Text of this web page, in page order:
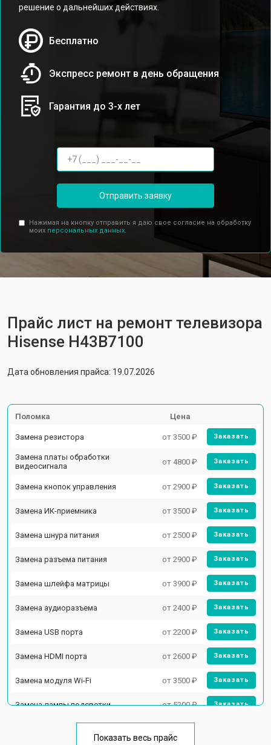
решение о дальнейших действиях.
Бесплатно
Экспресс ремонт в день обращения
Гарантия до 3-х лет
Отправить заявку
Нажимая на кнопку отправить я даю свое согласие на обработку
моих персональных данных.
Прайс лист на ремонт телевизора
Hisense H43B7100
Дата обновления прайса: 19.07.2026
Поломка Цена
Замена резистора от 3500 ₽ Заказать
Замена платы обработки
видеосигнала
от 4800 ₽ Заказать
Замена кнопок управления от 2900 ₽ Заказать
Замена ИК-приемника от 3500 ₽ Заказать
Замена шнура питания от 2500 ₽ Заказать
Замена разъема питания от 2900 ₽ Заказать
Замена шлейфа матрицы от 3900 ₽ Заказать
Замена аудиоразъема от 2400 ₽ Заказать
Замена USB порта от 2200 ₽ Заказать
Замена HDMI порта от 2600 ₽ Заказать
Замена модуля Wi-Fi от 3500 ₽ Заказать
Замена лампы подсветки от 5200 ₽ Заказать
Показать весь прайс